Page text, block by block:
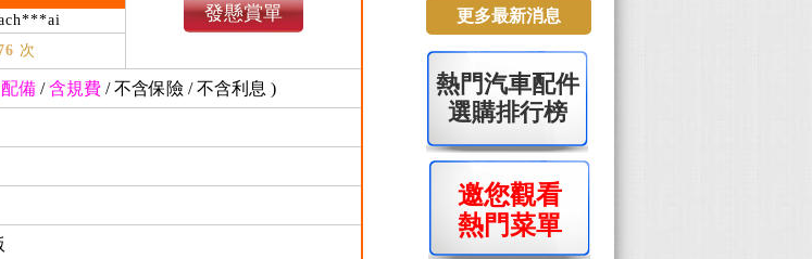
發懸賞單
次
備 /含規費 /不含保險 /不含利息 )
更多最新消息
熱門汽車配件
選購排行榜
邀您觀看
熱門菜單